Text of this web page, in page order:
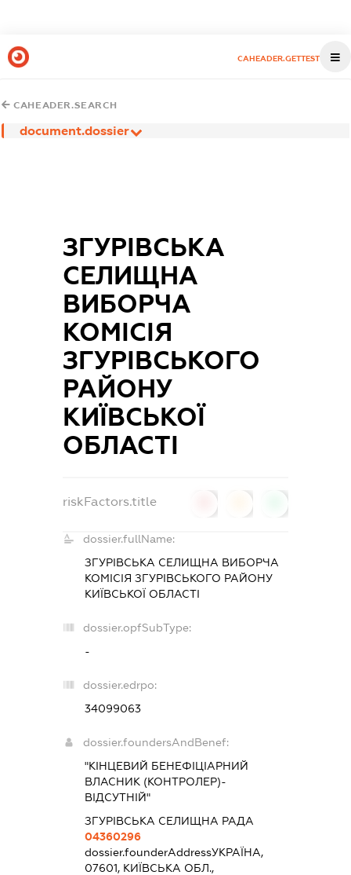
CAHEADER.GETTEST
CAHEADER.SEARCH
document.dossier
ЗГУРІВСЬКА
СЕЛИЩНА
ВИБОРЧА
КОМІСІЯ
ЗГУРІВСЬКОГО
РАЙОНУ
КИЇВСЬКОЇ
ОБЛАСТІ
riskFactors.title
dossier.fullName:
ЗГУРІВСЬКА СЕЛИЩНА ВИБОРЧА
КОМІСІЯ ЗГУРІВСЬКОГО РАЙОНУ
КИЇВСЬКОЇ ОБЛАСТІ
dossier.opfSubType:
-
dossier.edrpo:
34099063
dossier.foundersAndBenef:
"КІНЦЕВИЙ БЕНЕФІЦІАРНИЙ
ВЛАСНИК (КОНТРОЛЕР)-
ВІДСУТНІЙ"
ЗГУРІВСЬКА СЕЛИЩНА РАДА
04360296
dossier.founderAddressУКРАЇНА,
07601, КИЇВСЬКА ОБЛ.,